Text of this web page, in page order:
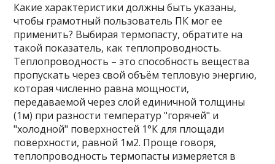
Какие характеристики должны быть указаны,
чтобы грамотный пользователь ПК мог ее
применить? Выбирая термопасту, обратите на
такой показатель, как теплопроводность.
Теплопроводность – это способность вещества
пропускать через свой объём тепловую энергию,
которая численно равна мощности,
передаваемой через слой единичной толщины
(1м) при разности температур "горячей" и
"холодной" поверхностей 1°К для площади
поверхности, равной 1м2. Проще говоря,
теплопроводность термопасты измеряется в